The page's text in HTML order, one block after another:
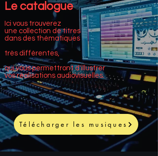
Le catalogue
Ici vous trouverez
une collection de titres
dans des thématiques
très différentes,
qui vous permettront d'illustrer
vos réalisations audiovisuelles.
Télécharger les musiques